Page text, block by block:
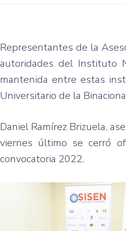
Representantes de la
autoridades del Instituto
mantenida entre estas
Universitario de la
Daniel Ramírez Brizuela,
viernes último se cerró
convocatoria 2022.